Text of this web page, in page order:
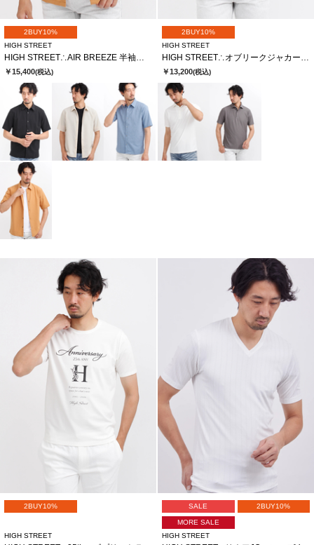
2BUY10%
HIGH STREET
HIGH STREET∴AIR BREEZE 半袖シャツ
￥15,400(税込)
2BUY10%
HIGH STREET
HIGH STREET∴オブリークジャカード半袖ポロシャツ
￥13,200(税込)
2BUY10%
HIGH STREET
SALE 2BUY10%
MORE SALE
HIGH STREET